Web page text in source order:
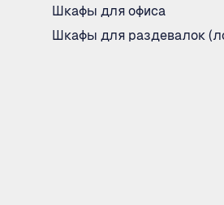
Шкафы для офиса
Шкафы для раздевалок